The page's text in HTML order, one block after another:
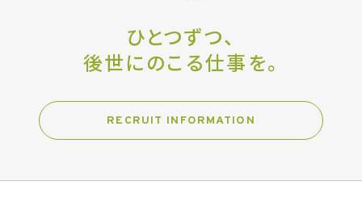
ひとつずつ、
後世にのこる仕事を。
RECRUIT INFORMATION